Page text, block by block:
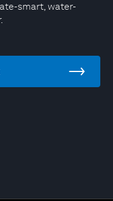
smart, water-